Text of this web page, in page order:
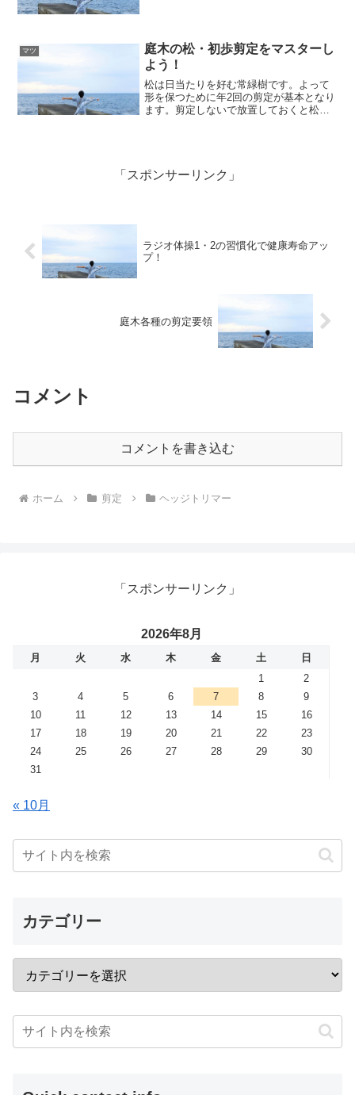
なっています。...
マツ
庭木の松・初歩剪定をマスターし
よう！
松は日当たりを好む常緑樹です。よって
形を保つために年2回の剪定が基本となり
ます。剪定しないで放置しておくと松葉
「スポンサーリンク」
ラジオ体操1・2の習慣化で健康寿命アッ
プ！
庭木各種の剪定要領
コメント
コメントを書き込む
ホーム 剪定 ヘッジトリマー
「スポンサーリンク」
2026年8月
月 火 水 木 金 土
日
1
2
3
4 5 6 7 8
9
10
11 12 13 14 15
16
17
18 19 20 21 22
23
24
25 26 27 28 29
30
31
« 10月
カテゴリー